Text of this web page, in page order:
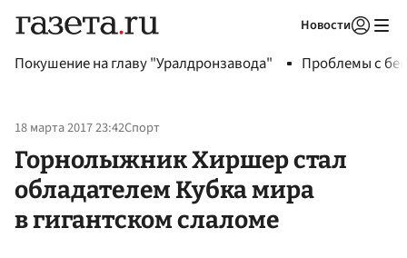
Новости
Покушение на главу "Уралдронзавода" Проблемы с
18 марта 2017 23:42Спорт
Горнолыжник Хиршер стал
обладателем Кубка мира
в гигантском слаломе